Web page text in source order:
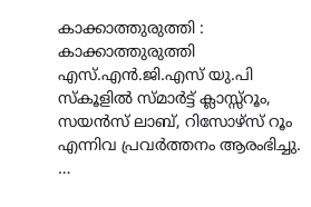
കാക്കാത്തുരുത്തി :
കാക്കാത്തുരുത്തി
എസ്.എൻ.ജി.എസ് യു.പി
സ്കൂളിൽ സ്മാർട്ട് ക്ലാസ്സ്‌റൂം,
സയൻസ് ലാബ്, റിസോഴ്സ് റൂം
എന്നിവ പ്രവർത്തനം ആരംഭിച്ചു.
…